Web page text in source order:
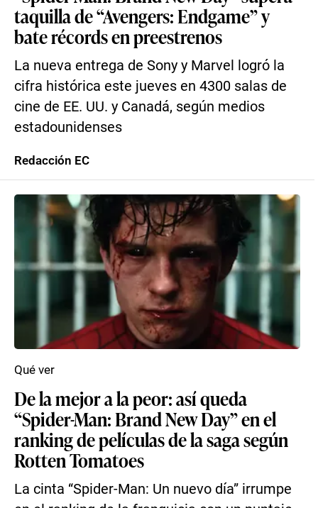
taquilla de “Avengers: Endgame” y
bate récords en preestrenos
La nueva entrega de Sony y Marvel logró la
cifra histórica este jueves en 4300 salas de
cine de EE. UU. y Canadá, según medios
estadounidenses
Redacción EC
De la mejor a la peor: así queda
“Spider-Man: Brand New Day” en el
ranking de películas de la saga según
Rotten Tomatoes
La cinta “Spider-Man: Un nuevo día” irrumpe
Qué ver